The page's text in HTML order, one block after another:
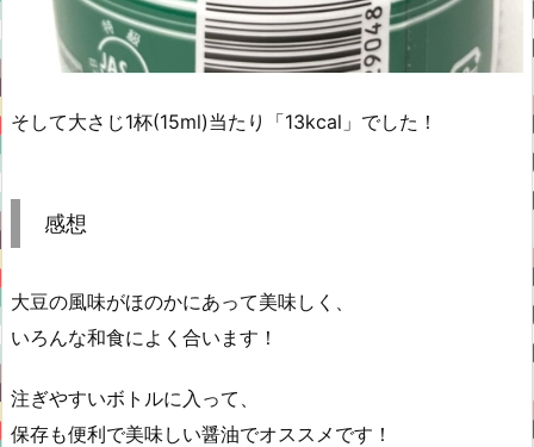
そして大さじ1杯(15ml)当たり「13kcal」でした！
感想
大豆の風味がほのかにあって美味しく、
いろんな和食によく合います！
注ぎやすいボトルに入って、
保存も便利で美味しい醤油でオススメです！